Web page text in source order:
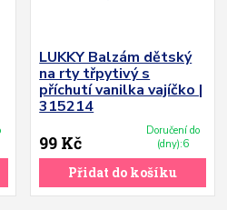
LUKKY Balzám dětský
na rty třpytivý s
příchutí vanilka vajíčko |
315214
99 Kč
Doručení do
(dny):6
Přidat do košíku